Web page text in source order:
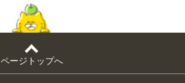
ページトップへ